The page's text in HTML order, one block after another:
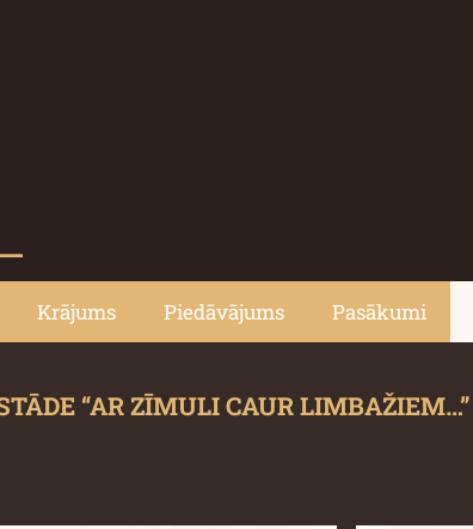
Krājums Piedāvājums Pasākumi
“AR ZĪMULI CAUR LIMBAŽIEM…”